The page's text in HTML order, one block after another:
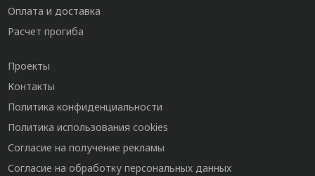
Оплата и доставка
Расчет прогиба
Проекты
Контакты
Политика конфиденциальности
Политика использования cookies
Согласие на получение рекламы
Согласие на обработку персональных данных